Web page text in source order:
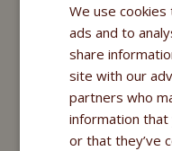
Nassfuttermittel
Fitmin Purity
Nutritional
Fitmin For Life
We use
ads and to
share
site with our
partners who
information that
or that they’ve